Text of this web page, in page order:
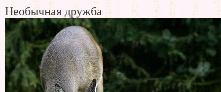
Необычная дружба